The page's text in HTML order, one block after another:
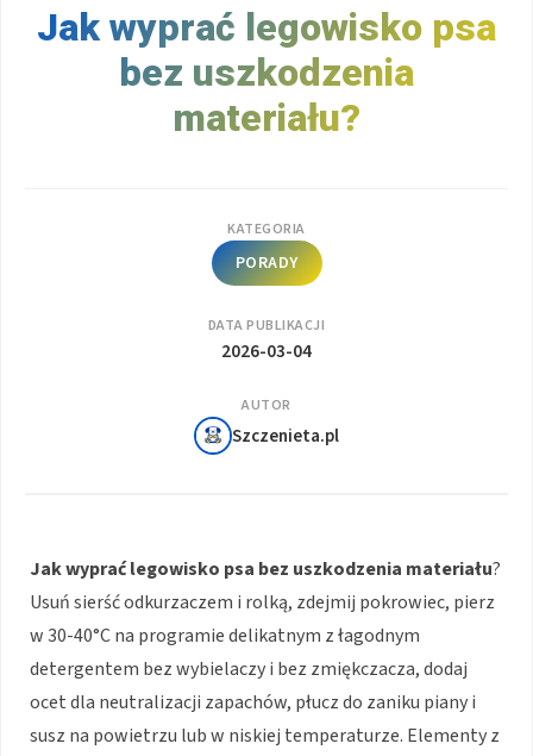
Jak wyprać legowisko psa
bez uszkodzenia
materiału?
KATEGORIA
PORADY
DATA PUBLIKACJI
2026-03-04
AUTOR
Szczenieta.pl
Jak wyprać legowisko psa bez uszkodzenia materiału?
Usuń sierść odkurzaczem i rolką, zdejmij pokrowiec, pierz
w 30-40°C na programie delikatnym z łagodnym
detergentem bez wybielaczy i bez zmiękczacza, dodaj
ocet dla neutralizacji zapachów, płucz do zaniku piany i
susz na powietrzu lub w niskiej temperaturze. Elementy z